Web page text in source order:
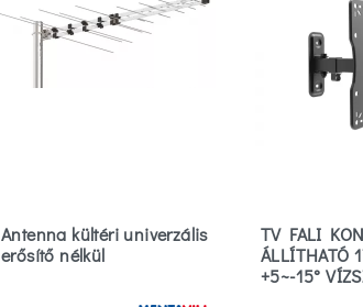
Antenna kültéri univerzális
erősítő nélkül
TV FALI
ÁLLÍTHATÓ
+5~-15°